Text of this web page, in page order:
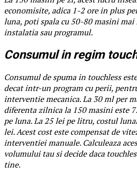
economisite, adica 1-2 ore in plus
luna, poti spala cu 50-80 masini mai
instalatia sau programul.
Consumul in regim
Consumul de spuma in touchless
decat intr-un program cu perii,
interventie mecanica. La 30 ml per
diferenta zilnica la 150 masini este
pe luna. La 25 lei pe litru, costul
lei. Acest cost este compensat de
interventiei manuale. Calculeaza
volumului tau si decide daca
tine.